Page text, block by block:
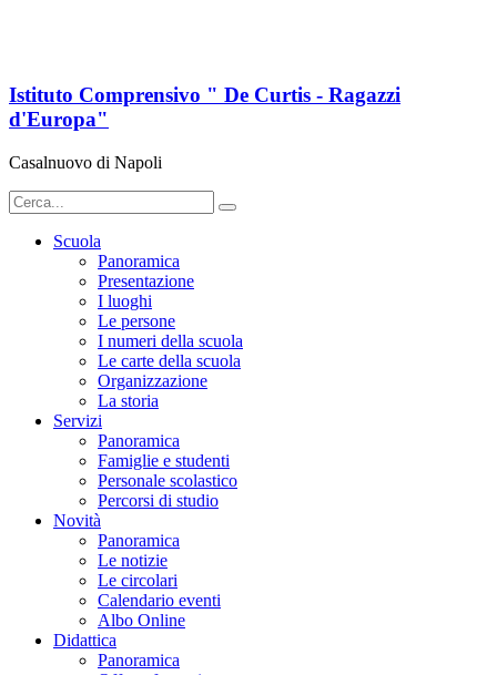
Istituto Comprensivo " De Curtis - Ragazzi
d'Europa"
Casalnuovo di Napoli
Scuola
Panoramica
Presentazione
I luoghi
Le persone
I numeri della scuola
Le carte della scuola
Organizzazione
La storia
Servizi
Panoramica
Famiglie e studenti
Personale scolastico
Percorsi di studio
Novità
Panoramica
Le notizie
Le circolari
Calendario eventi
Albo Online
Didattica
Panoramica